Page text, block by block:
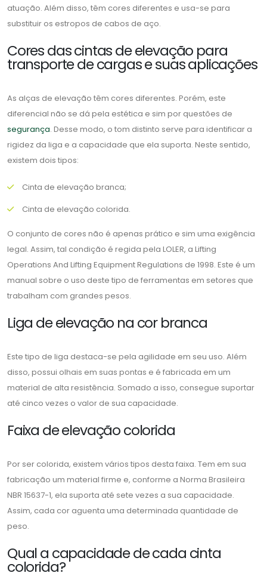
atuação. Além disso, têm cores diferentes e usa-se para
substituir os estropos de cabos de aço.
Cores das cintas de elevação para
transporte de cargas e suas aplicações
As alças de elevação têm cores diferentes. Porém, este
diferencial não se dá pela estética e sim por questões de
segurança. Desse modo, o tom distinto serve para identificar a
rigidez da liga e a capacidade que ela suporta. Neste sentido,
existem dois tipos:
Cinta de elevação branca;
Cinta de elevação colorida.
O conjunto de cores não é apenas prático e sim uma exigência
legal. Assim, tal condição é regida pela LOLER, a Lifting
Operations And Lifting Equipment Regulations de 1998. Este é um
manual sobre o uso deste tipo de ferramentas em setores que
trabalham com grandes pesos.
Liga de elevação na cor branca
Este tipo de liga destaca-se pela agilidade em seu uso. Além
disso, possui olhais em suas pontas e é fabricada em um
material de alta resistência. Somado a isso, consegue suportar
até cinco vezes o valor de sua capacidade.
Faixa de elevação colorida
Por ser colorida, existem vários tipos desta faixa. Tem em sua
fabricação um material firme e, conforme a Norma Brasileira
NBR 15637-1, ela suporta até sete vezes a sua capacidade.
Assim, cada cor aguenta uma determinada quantidade de
peso.
Qual a capacidade de cada cinta
colorida?